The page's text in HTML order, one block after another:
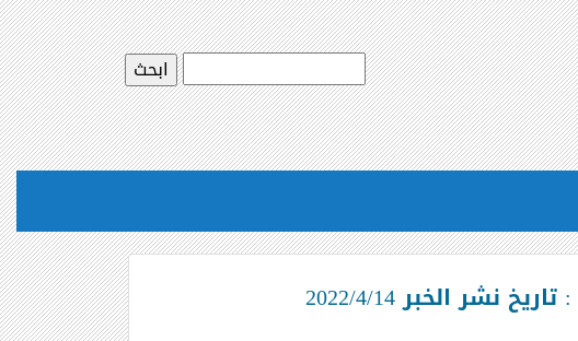
الخبر 2022/4/14